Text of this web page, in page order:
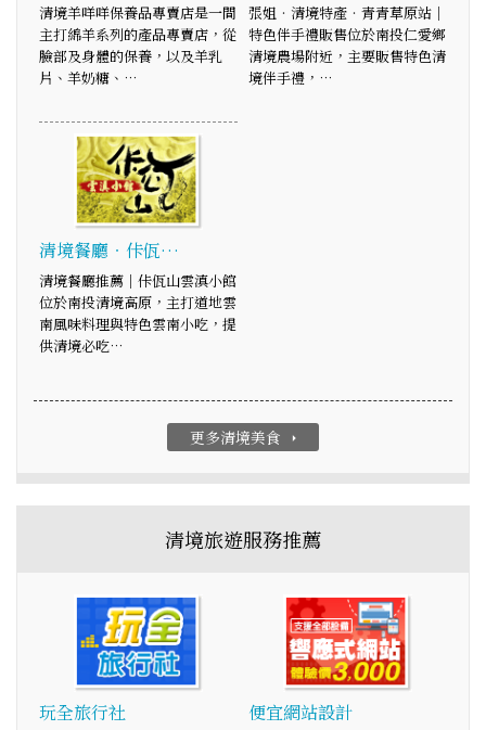
清境羊咩咩保養品專賣店是一間
主打綿羊系列的產品專賣店，從
臉部及身體的保養，以及羊乳
片、羊奶糖、…
張姐‧清境特產‧青青草原站│
特色伴手禮販售位於南投仁愛鄉
清境農場附近，主要販售特色清
境伴手禮，…
清境餐廳‧佧佤…
清境餐廳推薦｜佧佤山雲滇小館
位於南投清境高原，主打道地雲
南風味料理與特色雲南小吃，提
供清境必吃…
更多清境美食 arrow_right
清境旅遊服務推薦
玩全旅行社 便宜網站設計